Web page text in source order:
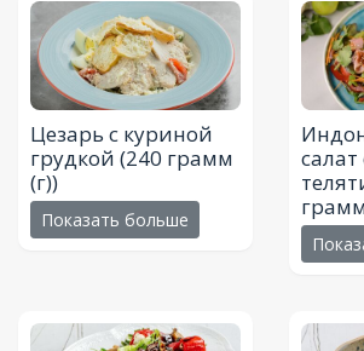
Цезарь с куриной
грудкой (240 грамм
(г))
Показать больше